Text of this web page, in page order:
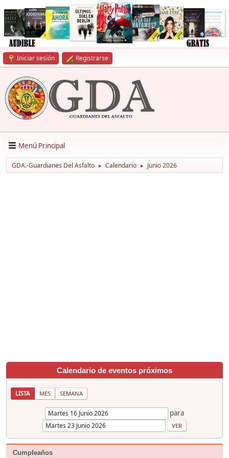
Iniciar sesión Registrarse
Menú Principal
GDA.-Guardianes Del Asfalto ► Calendario ► Junio 2026
Calendario de eventos próximos
LISTA MES SEMANA
para
Cumpleaños